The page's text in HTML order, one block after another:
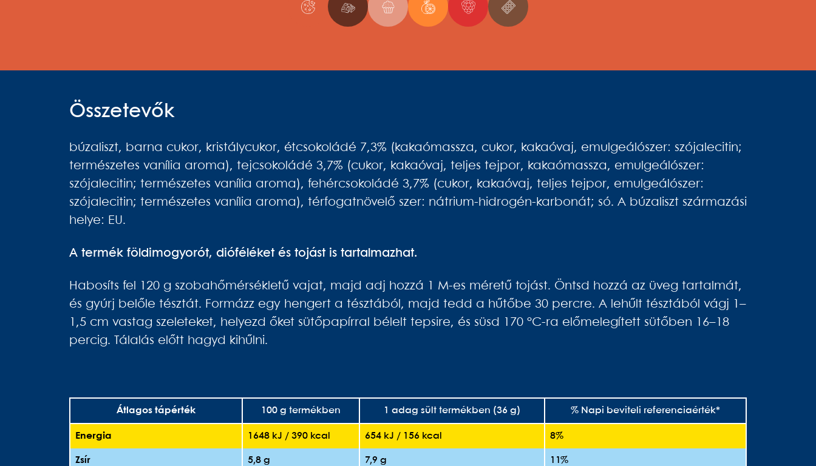
Összetevők
búzaliszt, barna cukor, kristálycukor, étcsokoládé 7,3% (kakaómassza, cukor, kakaóvaj, emulgeálószer: szójalecitin;
természetes vanília aroma), tejcsokoládé 3,7% (cukor, kakaóvaj, teljes tejpor, kakaómassza, emulgeálószer:
szójalecitin; természetes vanília aroma), fehércsokoládé 3,7% (cukor, kakaóvaj, teljes tejpor, emulgeálószer:
szójalecitin; természetes vanília aroma), térfogatnövelő szer: nátrium-hidrogén-karbonát; só. A búzaliszt származási
helye: EU.
A termék földimogyorót, dióféléket és tojást is tartalmazhat.
Habosíts fel 120 g szobahőmérsékletű vajat, majd adj hozzá 1 M-es méretű tojást. Öntsd hozzá az üveg tartalmát,
és gyúrj belőle tésztát. Formázz egy hengert a tésztából, majd tedd a hűtőbe 30 percre. A lehűlt tésztából vágj 1–
1,5 cm vastag szeleteket, helyezd őket sütőpapírral bélelt tepsire, és süsd 170 °C-ra előmelegített sütőben 16–18
percig. Tálalás előtt hagyd kihűlni.
Átlagos tápérték 100 g termékben 1 adag sült termékben (36 g) % Napi beviteli referenciaérték*
Energia 1648 kJ / 390 kcal 654 kJ / 156 kcal 8%
Zsír 5,8 g 7,9 g 11%